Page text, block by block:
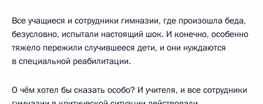
Все учащиеся и сотрудники гимназии, где произошла беда,
безусловно, испытали настоящий шок. И конечно, особенно
тяжело пережили случившееся дети, и они нуждаются
в специальной реабилитации.
О чём хотел бы сказать особо? И учителя, и все сотрудники